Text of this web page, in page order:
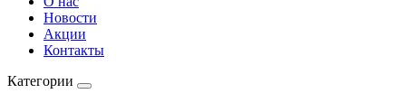
Новости
Акции
Контакты
Категории